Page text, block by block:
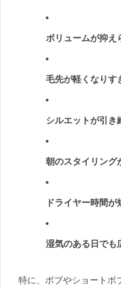
ボリュームが抑え
毛先が軽くなりす
シルエットが引
朝のスタイリング
ドライヤー時間が
湿気のある日でも
特に、ボブやショートボ